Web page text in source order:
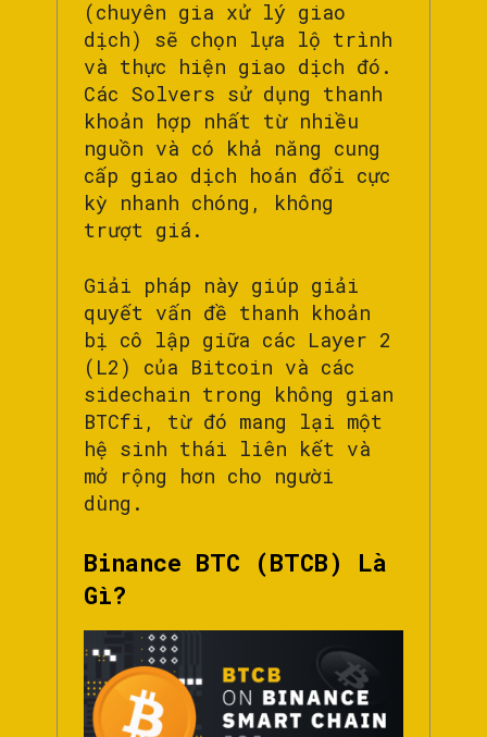
(chuyên gia xử lý giao
dịch) sẽ chọn lựa lộ trình
và thực hiện giao dịch đó.
Các Solvers sử dụng thanh
khoản hợp nhất từ nhiều
nguồn và có khả năng cung
cấp giao dịch hoán đổi cực
kỳ nhanh chóng, không
trượt giá.
Giải pháp này giúp giải
quyết vấn đề thanh khoản
bị cô lập giữa các Layer 2
(L2) của Bitcoin và các
sidechain trong không gian
BTCfi, từ đó mang lại một
hệ sinh thái liên kết và
mở rộng hơn cho người
dùng.
Binance BTC (BTCB) Là
Gì?